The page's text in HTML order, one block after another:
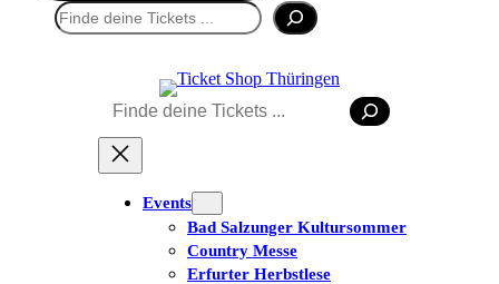
Suchen
Suchen
Events
Bad Salzunger Kultursommer
Country Messe
Erfurter Herbstlese